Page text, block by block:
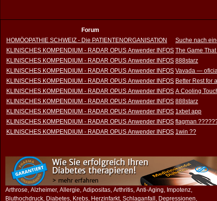
Forum
HOMÖOPATHIE SCHWEIZ - Die PATIENTENORGANISATION
Suche nach
KLINISCHES KOMPENDIUM - RADAR OPUS Anwender INFOS The Game
KLINISCHES KOMPENDIUM - RADAR OPUS Anwender INFOS 888starz
KLINISCHES KOMPENDIUM - RADAR OPUS Anwender INFOS Vavada —
KLINISCHES KOMPENDIUM - RADAR OPUS Anwender INFOS Better Rest for
KLINISCHES KOMPENDIUM - RADAR OPUS Anwender INFOS A Cooling
KLINISCHES KOMPENDIUM - RADAR OPUS Anwender INFOS 888starz
KLINISCHES KOMPENDIUM - RADAR OPUS Anwender INFOS 1xbet app
KLINISCHES KOMPENDIUM - RADAR OPUS Anwender INFOS flagman
KLINISCHES KOMPENDIUM - RADAR OPUS Anwender INFOS 1win ??
Arthrose, Alzheimer, Allergie, Adipositas, Arthritis, Anti-Aging, Impotenz,
Bluthochdruck, Diabetes, Krebs, Herzinfarkt, Schlaganfall, Depressionen,